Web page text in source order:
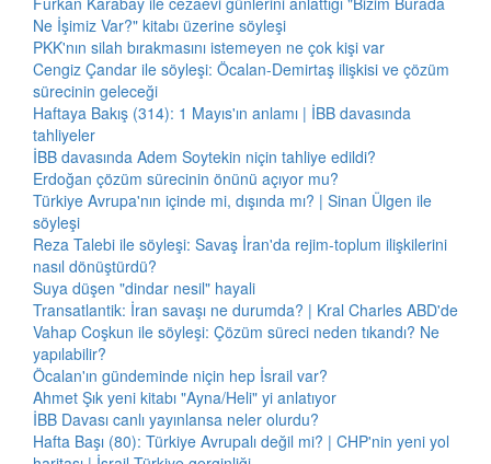
Ne İşimiz Var?" kitabı üzerine söyleşi
PKK'nın silah bırakmasını istemeyen ne çok kişi var
Cengiz Çandar ile söyleşi: Öcalan-Demirtaş ilişkisi ve çözüm
sürecinin geleceği
Haftaya Bakış (314): 1 Mayıs'ın anlamı | İBB davasında
tahliyeler
İBB davasında Adem Soytekin niçin tahliye edildi?
Erdoğan çözüm sürecinin önünü açıyor mu?
Türkiye Avrupa'nın içinde mi, dışında mı? | Sinan Ülgen ile
söyleşi
Reza Talebi ile söyleşi: Savaş İran'da rejim-toplum ilişkilerini
nasıl dönüştürdü?
Suya düşen "dindar nesil" hayali
Transatlantik: İran savaşı ne durumda? | Kral Charles ABD'de
Vahap Coşkun ile söyleşi: Çözüm süreci neden tıkandı? Ne
yapılabilir?
Öcalan'ın gündeminde niçin hep İsrail var?
Ahmet Şık yeni kitabı "Ayna/Heli" yi anlatıyor
İBB Davası canlı yayınlansa neler olurdu?
Hafta Başı (80): Türkiye Avrupalı değil mi? | CHP'nin yeni yol